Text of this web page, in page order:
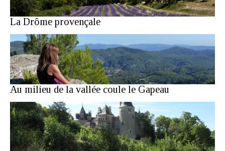
La Drôme provençale
Au milieu de la vallée coule le Gapeau